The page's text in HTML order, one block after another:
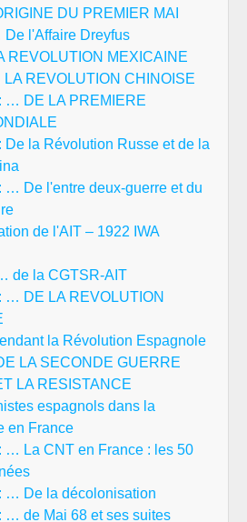
DU PREMIER MAI
l'Affaire Dreyfus
REVOLUTION MEXICAINE
REVOLUTION CHINOISE
… DE LA PREMIERE
De la Révolution Russe et de la
… De l'entre deux-guerre et du
de l'AIT – 1922 IWA
de la CGTSR-AIT
… DE LA REVOLUTION
la Révolution Espagnole
LA SECONDE GUERRE
LA RESISTANCE
espagnols dans la
en France
… La CNT en France : les 50
… De la décolonisation
… de Mai 68 et ses suites